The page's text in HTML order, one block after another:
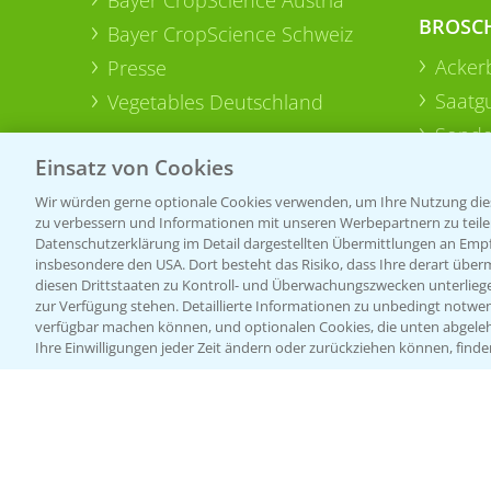
Bayer CropScience Schweiz
Presse
Vegetables Deutschland
Einsatz von Cookies
Wir würden gerne optionale Cookies verwenden, um Ihre Nutzung
zu verbessern und Informationen mit unseren Werbepartnern zu
Datenschutzerklärung im Detail dargestellten Übermittlungen an
insbesondere den USA. Dort besteht das Risiko, dass Ihre derart
diesen Drittstaaten zu Kontroll- und Überwachungszwecken
zur Verfügung stehen. Detaillierte Informationen zu unbedingt
verfügbar machen können, und optionalen Cookies, die unten
Ihre Einwilligungen jeder Zeit ändern oder zurückziehen können,